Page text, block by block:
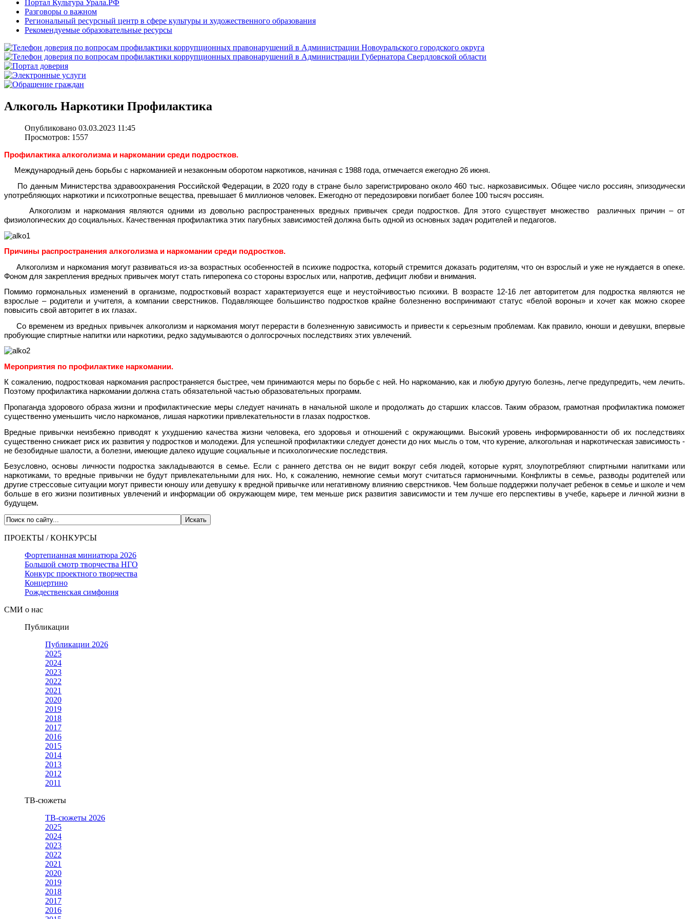
Портал Культура Урала.РФ
Разговоры о важном
Региональный ресурсный центр в сфере культуры и художественного образования
Рекомендуемые образовательные ресурсы
Алкоголь Наркотики Профилактика
Опубликовано 03.03.2023 11:45
Просмотров: 1557
Профилактика алкоголизма и наркомании среди подростков.
Международный день борьбы с наркоманией и незаконным оборотом наркотиков, начиная с 1988 года, отмечается ежегодно 26 июня.
По данным Министерства здравоохранения Российской Федерации, в 2020 году в стране было зарегистрировано около 460 тыс. наркозависимых. Общее число россиян, эпизодически
употребляющих наркотики и психотропные вещества, превышает 6 миллионов человек. Ежегодно от передозировки погибает более 100 тысяч россиян.
Алкоголизм и наркомания являются одними из довольно распространенных вредных привычек среди подростков. Для этого существует множество различных причин – от
физиологических до социальных. Качественная профилактика этих пагубных зависимостей должна быть одной из основных задач родителей и педагогов.
Причины распространения алкоголизма и наркомании среди подростков.
Алкоголизм и наркомания могут развиваться из-за возрастных особенностей в психике подростка, который стремится доказать родителям, что он взрослый и уже не нуждается в опеке.
Фоном для закрепления вредных привычек могут стать гиперопека со стороны взрослых или, напротив, дефицит любви и внимания.
Помимо гормональных изменений в организме, подростковый возраст характеризуется еще и неустойчивостью психики. В возрасте 12-16 лет авторитетом для подростка являются не
взрослые – родители и учителя, а компании сверстников. Подавляющее большинство подростков крайне болезненно воспринимают статус «белой вороны» и хочет как можно скорее
повысить свой авторитет в их глазах.
Со временем из вредных привычек алкоголизм и наркомания могут перерасти в болезненную зависимость и привести к серьезным проблемам. Как правило, юноши и девушки, впервые
пробующие спиртные напитки или наркотики, редко задумываются о долгосрочных последствиях этих увлечений.
Мероприятия по профилактике наркомании.
К сожалению, подростковая наркомания распространяется быстрее, чем принимаются меры по борьбе с ней. Но наркоманию, как и любую другую болезнь, легче предупредить, чем лечить.
Поэтому профилактика наркомании должна стать обязательной частью образовательных программ.
Пропаганда здорового образа жизни и профилактические меры следует начинать в начальной школе и продолжать до старших классов. Таким образом, грамотная профилактика поможет
существенно уменьшить число наркоманов, лишая наркотики привлекательности в глазах подростков.
Вредные привычки неизбежно приводят к ухудшению качества жизни человека, его здоровья и отношений с окружающими. Высокий уровень информированности об их последствиях
существенно снижает риск их развития у подростков и молодежи. Для успешной профилактики следует донести до них мысль о том, что курение, алкогольная и наркотическая зависимость -
не безобидные шалости, а болезни, имеющие далеко идущие социальные и психологические последствия.
Безусловно, основы личности подростка закладываются в семье. Если с раннего детства он не видит вокруг себя людей, которые курят, злоупотребляют спиртными напитками или
наркотиками, то вредные привычки не будут привлекательными для них. Но, к сожалению, немногие семьи могут считаться гармоничными. Конфликты в семье, разводы родителей или
другие стрессовые ситуации могут привести юношу или девушку к вредной привычке или негативному влиянию сверстников. Чем больше поддержки получает ребенок в семье и школе и чем
больше в его жизни позитивных увлечений и информации об окружающем мире, тем меньше риск развития зависимости и тем лучше его перспективы в учебе, карьере и личной жизни в
будущем.
ПРОЕКТЫ / КОНКУРСЫ
Фортепианная миниатюра 2026
Большой смотр творчества НГО
Конкурс проектного творчества
Концертино
Рождественская симфония
СМИ о нас
Публикации
Публикации 2026
2025
2024
2023
2022
2021
2020
2019
2018
2017
2016
2015
2014
2013
2012
2011
ТВ-сюжеты
ТВ-сюжеты 2026
2025
2024
2023
2022
2021
2020
2019
2018
2017
2016